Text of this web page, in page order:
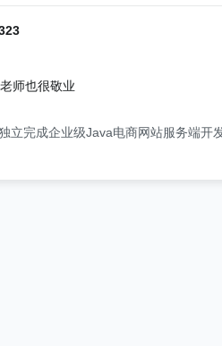
师也很敬业
立完成企业级Java电商网站服务端开